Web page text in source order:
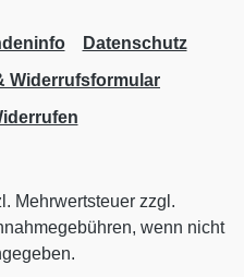
Datenschutz
Widerrufsformular
Mehrwertsteuer zzgl.
wenn nicht